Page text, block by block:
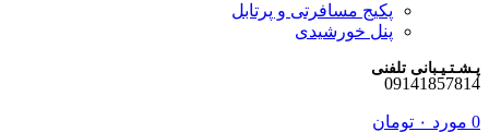
پکیج مسافرتی و پرتابل
پنل خورشیدی
پـشـتـیـبانی تلفنی
09141857814
0 مورد ۰ تومان